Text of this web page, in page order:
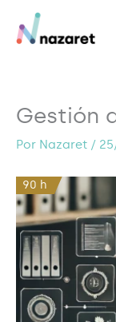
contenido
Gestión
Por Nazaret /
90 h